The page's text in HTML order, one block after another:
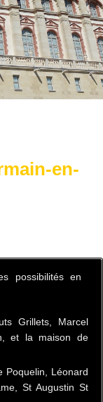
en-
possibilités en
Grillets, Marcel
et la maison de
Poquelin, Léonard
St Augustin St